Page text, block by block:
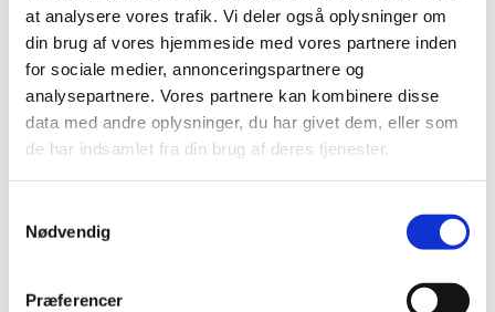
at analysere vores trafik. Vi deler også oplysninger om
din brug af vores hjemmeside med vores partnere inden
for sociale medier, annonceringspartnere og
analysepartnere. Vores partnere kan kombinere disse
data med andre oplysninger, du har givet dem, eller som
de har indsamlet fra din brug af deres tjenester.
Nødvendig
Præferencer
din kollega på skulderen og kom med på en
spændende kursusdag med andre fra provstiet.
I Roskilde Domprovsti faciliterer vi i foråret 2023
to førstehjælpskurser.
Vi vil gerne opfordre alle til
at deltage i at gøre en positiv forskel for både
arbejdsmiljøet og det miljø, vi tilbyder alle
plads til 16. deltagere pr. gang og tilmeldes først til
mølle. Flere datoer vil blive udbudt senere på året.